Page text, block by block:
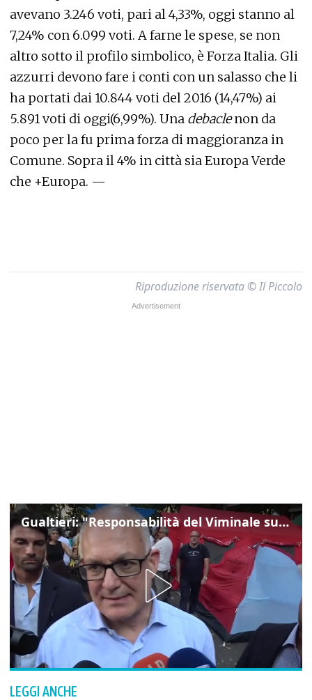
avevano 3.246 voti, pari al 4,33%, oggi stanno al
7,24% con 6.099 voti. A farne le spese, se non
altro sotto il profilo simbolico, è Forza Italia. Gli
azzurri devono fare i conti con un salasso che li
ha portati dai 10.844 voti del 2016 (14,47%) ai
5.891 voti di oggi(6,99%). Una debaclenon da
poco per la fu prima forza di maggioranza in
Comune. Sopra il 4% in città sia Europa Verde
che +Europa. —
Riproduzione riservata © Il Piccolo
Gualtieri: "Responsabilità del Viminale su Spin Time? La posizione dei partiti è nota"
LEGGI ANCHE